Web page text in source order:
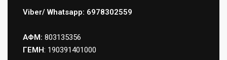
Viber/ Whatsapp: 6978302559
ΑΦΜ: 803135356
ΓΕΜΗ: 190391401000